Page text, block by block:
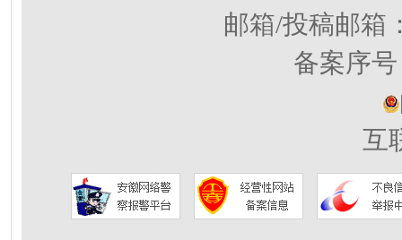
邮箱/投稿邮箱
备案序
互